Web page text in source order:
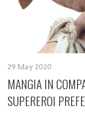
29 May 2020
MANGIA IN
SUPEREROI